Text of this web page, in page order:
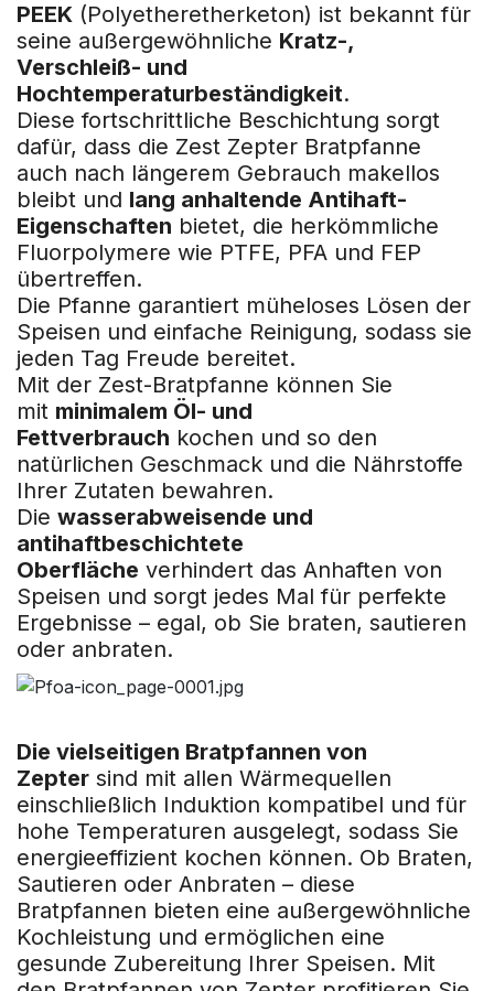
PEEK (Polyetheretherketon) ist bekannt für
seine außergewöhnliche Kratz-,
Verschleiß- und
Hochtemperaturbeständigkeit.
Diese fortschrittliche Beschichtung sorgt
dafür, dass die Zest Zepter Bratpfanne
auch nach längerem Gebrauch makellos
bleibt und lang anhaltende Antihaft-
Eigenschaften bietet, die herkömmliche
Fluorpolymere wie PTFE, PFA und FEP
übertreffen.
Die Pfanne garantiert müheloses Lösen der
Speisen und einfache Reinigung, sodass sie
jeden Tag Freude bereitet.
Mit der Zest-Bratpfanne können Sie
mit minimalem Öl- und
Fettverbrauch kochen und so den
natürlichen Geschmack und die Nährstoffe
Ihrer Zutaten bewahren.
Die wasserabweisende und
antihaftbeschichtete
Oberfläche verhindert das Anhaften von
Speisen und sorgt jedes Mal für perfekte
Ergebnisse – egal, ob Sie braten, sautieren
oder anbraten.
Die vielseitigen Bratpfannen von
Zepter sind mit allen Wärmequellen
einschließlich Induktion kompatibel und für
hohe Temperaturen ausgelegt, sodass Sie
energieeffizient kochen können. Ob Braten,
Sautieren oder Anbraten – diese
Bratpfannen bieten eine außergewöhnliche
Kochleistung und ermöglichen eine
gesunde Zubereitung Ihrer Speisen. Mit